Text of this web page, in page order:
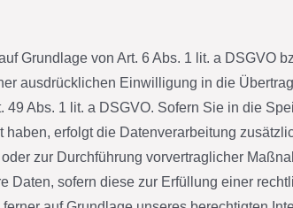
Grundlage von Art. 6 Abs. 1 lit. a DSGVO
ausdrücklichen Einwilligung in die
Abs. 1 lit. a DSGVO. Sofern Sie in die
erfolgt die Datenverarbeitung
zur Durchführung vorvertraglicher
Daten, sofern diese zur Erfüllung einer